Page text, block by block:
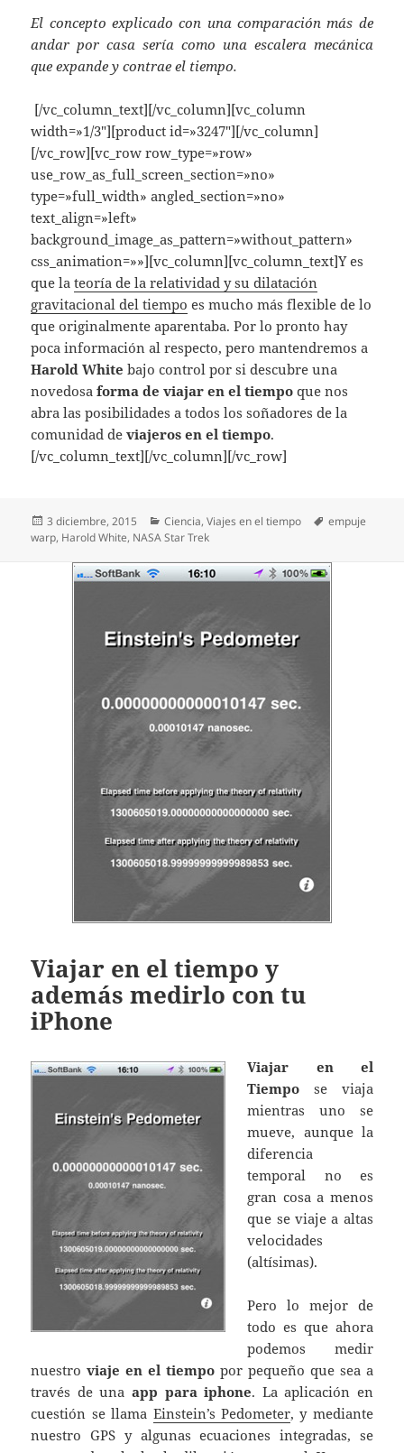
El concepto explicado con una comparación más de
andar por casa sería como una escalera mecánica
que expande y contrae el tiempo.
[/vc_column_text][/vc_column][vc_column
width=»1/3″][product id=»3247″][/vc_column]
[/vc_row][vc_row row_type=»row»
use_row_as_full_screen_section=»no»
type=»full_width» angled_section=»no»
text_align=»left»
background_image_as_pattern=»without_pattern»
css_animation=»»][vc_column][vc_column_text]Y es
que lateoría de la relatividad y su dilatación
gravitacional del tiempo es mucho más flexible de lo
que originalmente aparentaba. Por lo pronto hay
poca información al respecto, pero mantendremos a
Harold White bajo control por si descubre una
novedosaforma de viajar en el tiempo que nos
abra las posibilidades a todos los soñadores de la
comunidad deviajeros en el tiempo.
[/vc_column_text][/vc_column][/vc_row]
Publicado
el
3 diciembre, 2015 Categorías
Ciencia,Viajes en el tiempo Etiquetas
empuje
warp, Harold White, NASA Star Trek
Viajar en el tiempo y
además medirlo con tu
iPhone
Viajar en el
Tiempo se viaja
mientras uno se
mueve, aunque la
diferencia
temporal no es
gran cosa a menos
que se viaje a altas
velocidades
(altísimas).
Pero lo mejor de
todo es que ahora
podemos medir
nuestroviaje en el tiempo por pequeño que sea a
través de una app para iphone. La aplicación en
cuestión se llama Einstein’s Pedometer, y mediante
nuestro GPS y algunas ecuaciones integradas, se